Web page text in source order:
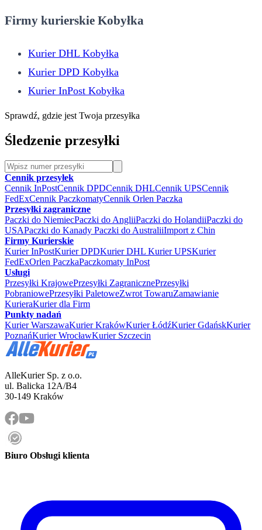
Firmy kurierskie Kobyłka
Kurier DHL Kobyłka
Kurier DPD Kobyłka
Kurier InPost Kobyłka
Sprawdź, gdzie jest Twoja przesyłka
Śledzenie przesyłki
Cennik przesyłek
Cennik InPostCennik DPDCennik DHLCennik UPSCennik
FedExCennik PaczkomatyCennik Orlen Paczka
Przesyłki zagraniczne
Paczki do NiemiecPaczki do AngliiPaczki do HolandiiPaczki do
USAPaczki do Kanady Paczki do AustraliiImport z Chin
Firmy Kurierskie
Kurier InPostKurier DPDKurier DHL Kurier UPSKurier
FedExOrlen PaczkaPaczkomaty InPost
Usługi
Przesyłki KrajowePrzesyłki ZagranicznePrzesyłki
PobraniowePrzesyłki PaletoweZwrot TowaruZamawianie
KurieraKurier dla Firm
Punkty nadań
Kurier WarszawaKurier KrakówKurier ŁódźKurier GdańskKurier
PoznańKurier WrocławKurier Szczecin
AlleKurier Sp. z o.o.
ul. Balicka 12A/B4
30-149 Kraków
Biuro Obsługi klienta